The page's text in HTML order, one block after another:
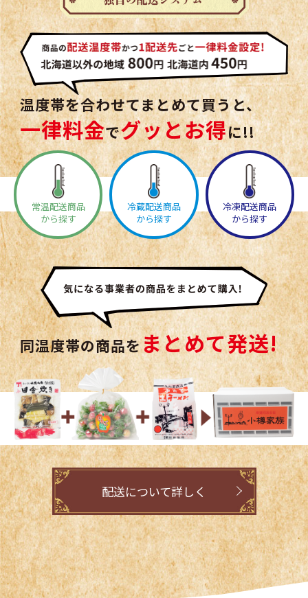
温度帯を合わせてまとめて買うと、
一律料金でグッとお得に!!
常温配送商品
から探す
冷蔵配送商品
から探す
冷凍配送商品
から探す
同温度帯の商品をまとめて発送!
配送について詳しく